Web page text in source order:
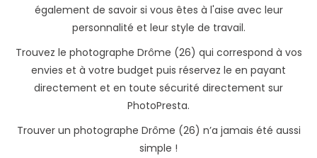
également de savoir si vous êtes à l'aise avec leur
personnalité et leur style de travail.
Trouvez le photographe Drôme (26) qui correspond à vos
envies et à votre budget puis réservez le en payant
directement et en toute sécurité directement sur
PhotoPresta.
Trouver un photographe Drôme (26) n’a jamais été aussi
simple !